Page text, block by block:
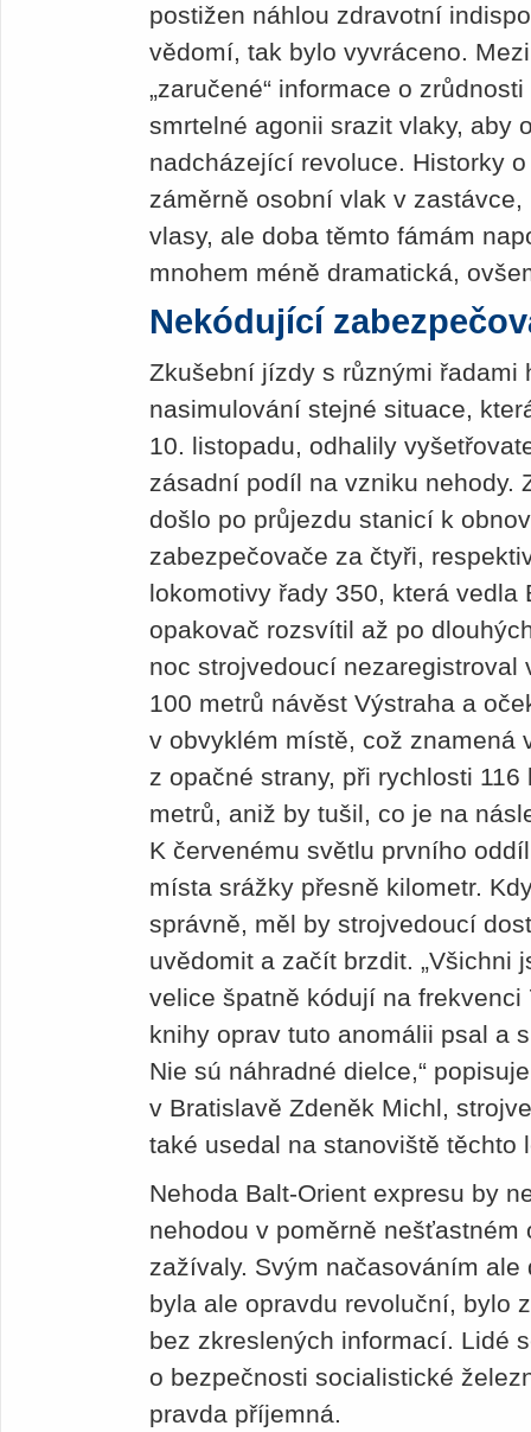
postižen náhlou zdravotní
vědomí, tak bylo vyvráceno.
„zaručené“ informace o
smrtelné agonii srazit vlaky, aby
nadcházející revoluce. Historky
záměrně osobní vlak v
vlasy, ale doba těmto fámám
mnohem méně dramatická,
Nekódující
Zkušební jízdy s různými řadami
nasimulování stejné situace,
10. listopadu, odhalily
zásadní podíl na vzniku nehody.
došlo po průjezdu stanicí k
zabezpečovače za čtyři,
lokomotivy řady 350, která
opakovač rozsvítil až po
noc strojvedoucí
100 metrů návěst Výstraha a
v obvyklém místě, což znamená
z opačné strany, při rychlosti
metrů, aniž by tušil, co je na
K červenému světlu prvního
místa srážky přesně kilometr.
správně, měl by strojvedoucí
uvědomit a začít brzdit. „Všichni
velice špatně kódují na
knihy oprav tuto anomálii psal a
Nie sú náhradné dielce,“
v Bratislavě Zdeněk Michl,
také usedal na stanoviště těchto
Nehoda Balt-Orient expresu by
nehodou v poměrně
zažívaly. Svým načasováním
byla ale opravdu revoluční, bylo
bez zkreslených informací. Lidé
o bezpečnosti socialistické
pravda příjemná.